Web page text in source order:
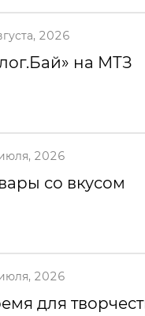
2026
на МТЗ
2026
со вкусом
2026
для